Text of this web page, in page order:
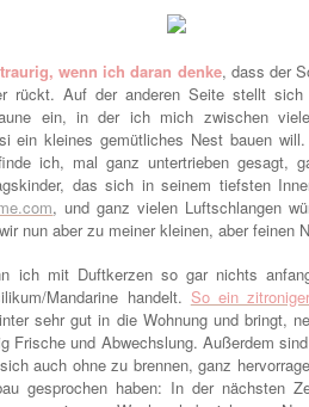
wenn ich daran denke, dass der
rückt. Auf der anderen Seite stellt
ein, in der ich mich zwischen
ein kleines gemütliches Nest bauen
ich, mal ganz untertrieben gesagt,
das sich in seinem tiefsten
, und ganz vielen Luftschlangen
nun aber zu meiner kleinen, aber feinen
ich mit Duftkerzen so gar nichts
Mandarine handelt. So ein
sehr gut in die Wohnung und bringt,
Frische und Abwechslung. Außerdem
auch ohne zu brennen, ganz
gesprochen haben: In der nächsten